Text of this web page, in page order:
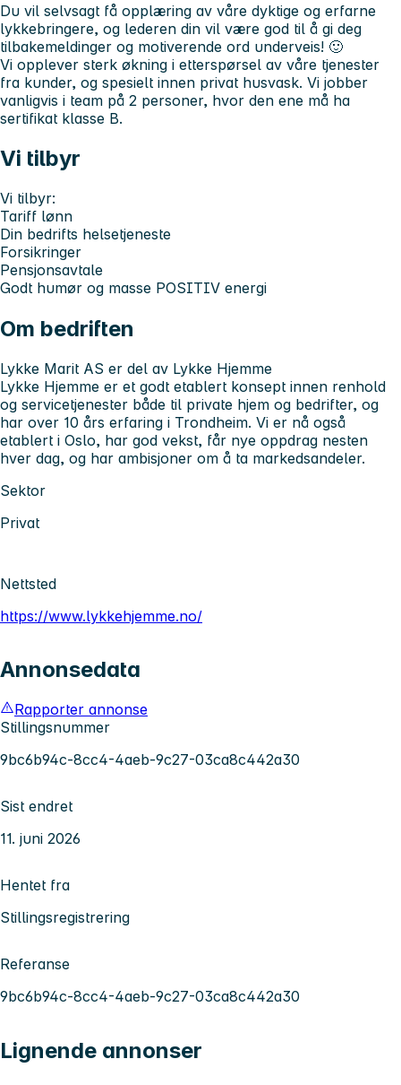
Du vil selvsagt få opplæring av våre dyktige og erfarne
lykkebringere, og lederen din vil være god til å gi deg
tilbakemeldinger og motiverende ord underveis! 🙂
Vi opplever sterk økning i etterspørsel av våre tjenester
fra kunder, og spesielt innen privat husvask. Vi jobber
vanligvis i team på 2 personer, hvor den ene må ha
sertifikat klasse B.
Vi tilbyr
Vi tilbyr:
Tariff lønn
Din bedrifts helsetjeneste
Forsikringer
Pensjonsavtale
Godt humør og masse POSITIV energi
Om bedriften
Lykke Marit AS er del av Lykke Hjemme
Lykke Hjemme er et godt etablert konsept innen renhold
og servicetjenester både til private hjem og bedrifter, og
har over 10 års erfaring i Trondheim. Vi er nå også
etablert i Oslo, har god vekst, får nye oppdrag nesten
hver dag, og har ambisjoner om å ta markedsandeler.
Sektor
Privat
Nettsted
https://www.lykkehjemme.no/
Annonsedata
Rapporter annonse
Stillingsnummer
9bc6b94c-8cc4-4aeb-9c27-03ca8c442a30
Sist endret
11. juni 2026
Hentet fra
Stillingsregistrering
Referanse
9bc6b94c-8cc4-4aeb-9c27-03ca8c442a30
Lignende annonser